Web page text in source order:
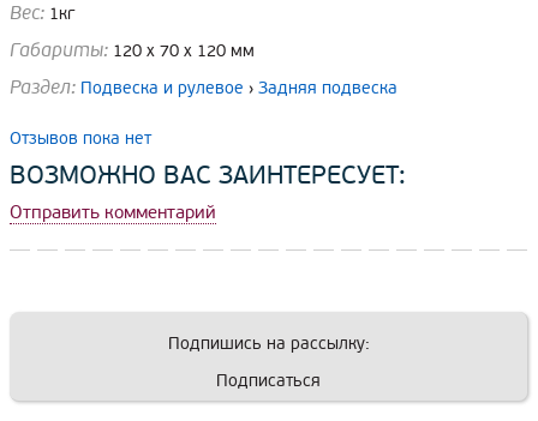
Вес: 1кг
Габариты: 120 x 70 x 120 мм
Раздел: Подвеска и рулевое › Задняя подвеска
Отзывов пока нет
ВОЗМОЖНО ВАС ЗАИНТЕРЕСУЕТ:
Отправить комментарий
Подпишись на рассылку:
Подписаться